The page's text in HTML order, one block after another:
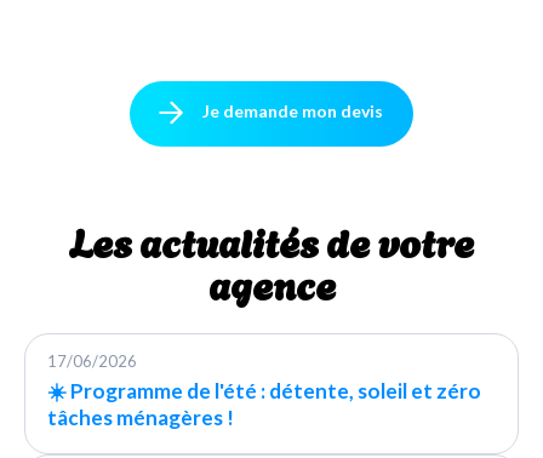
Je demande mon devis
Les actualités de votre
agence
17/06/2026
☀️ Programme de l'été : détente, soleil et zéro
tâches ménagères !